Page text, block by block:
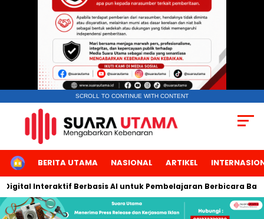
SCROLL TO CONTINUE WITH CONTENT
HOMEBERITA UTAMA NASIONAL ARTIKEL
Berbasis AI untuk Pembelajaran Berbicara Bahasa Arab